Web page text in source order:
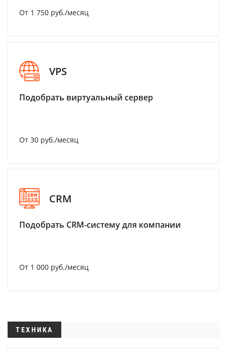
От 1 750 руб./месяц
VPS
Подобрать виртуальный сервер
От 30 руб./месяц
CRM
Подобрать CRM-систему для компании
От 1 000 руб./месяц
ТЕХНИКА